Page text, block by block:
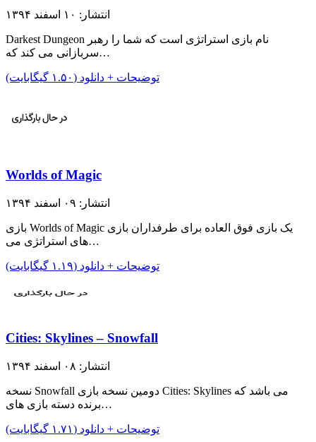
انتشار: ۱۰ اسفند ۱۳۹۴
Darkest Dungeon نام بازی استراتژی است که شما را رهبر
سربازانی می کند که…
توضیحات + دانلود (۱.۵۰ گیگابایت)
Worlds of Magic
انتشار: ۰۹ اسفند ۱۳۹۴
بازی Worlds of Magic یک بازی فوق العاده برای طرفداران بازی
های استراتژی می…
توضیحات + دانلود (۱.۱۹ گیگابایت)
Cities: Skylines – Snowfall
انتشار: ۰۸ اسفند ۱۳۹۴
نسخه Snowfall دومین نسخه بازی Cities: Skylines می باشد که
برنده دسته بازی های…
توضیحات + دانلود (۱.۷۱ گیگابایت)